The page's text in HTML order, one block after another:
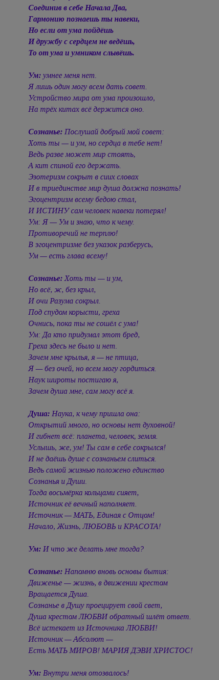
Соединив в себе Начала Два,
Гармонию познаешь ты навеки,
Но если от ума пойдёшь
И дружбу с сердцем не ведёшь,
То от ума и умником слывёшь.
Ум: умнее меня нет.
Я лишь один могу всем дать совет.
Устройство мира от ума произошло,
На трёх китах всё держится оно.
Сознанье: Послушай добрый мой совет:
Хоть ты — и ум, но сердца в тебе нет!
Ведь разве может мир стоять,
А кит спиной его держать.
Эзотеризм сокрыт в сиих словах
И в триединстве мир душа должна познать!
Эгоцентризм всему бедою стал,
И ИСТИНУ сам человек навеки потерял!
Ум: Я — Ум и знаю, что к чему.
Противоречий не терплю!
В эгоцентризме без указок разберусь,
Ум — есть глава всему!
Сознанье:Хоть ты — и ум,
Но всё, ж, без крыл,
И очи Разума сокрыл.
Под спудом корысти, греха
Очнись, пока ты не сошёл с ума!
Ум: Да кто придумал этот бред,
Греха здесь не было и нет.
Зачем мне крылья, я — не птица,
Я — без очей, но всем могу гордиться.
Наук широты постигаю я,
Зачем душа мне, сам могу всё я.
Душа: Наука, к чему пришла она:
Открытий много, но основы нет духовной!
И гибнет всё: планета, человек, земля.
Услышь, же, ум! Ты сам в себе сокрылся!
И не даёшь душе с сознаньем слиться.
Ведь самой жизнью положено единство
Сознанья и Души.
Тогда восьмёрка кольцами сияет,
Источник её вечный наполняет.
Источник — МАТЬ, Единая с Отцом!
Начало, Жизнь, ЛЮБОВЬ и КРАСОТА!
Ум: И что же делать мне тогда?
Сознанье: Напомню вновь основы бытия:
Движенье — жизнь, в движении крестом
Вращается Душа.
Сознанье в Душу проецирует свой свет,
Душа крестом ЛЮБВИ обратный шлёт ответ.
Всё истекает из Источника ЛЮБВИ!
Источник — Абсолют —
Есть МАТЬ МИРОВ! МАРИЯ ДЭВИ ХРИСТОС!
Ум: Внутри меня отозвалось!